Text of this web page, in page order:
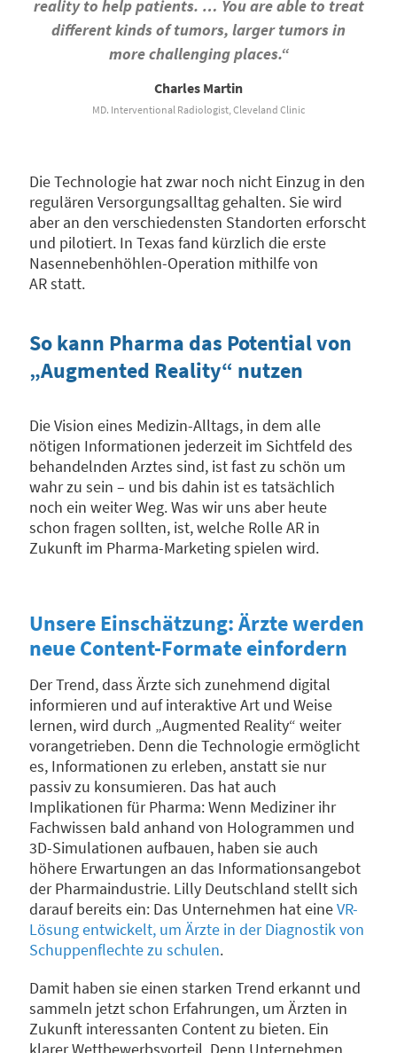
reality to help patients. … You are able to treat
different kinds of tumors, larger tumors in
more challenging places.“
Charles Martin
MD. Interventional Radiologist, Cleveland Clinic
Die Technologie hat zwar noch nicht Einzug in den
regulären Versorgungsalltag gehalten. Sie wird
aber an den verschiedensten Standorten erforscht
und pilotiert. In Texas fand kürzlich die erste
Nasennebenhöhlen-Operation mithilfe von
AR statt.
So kann Pharma das Potential von
„Augmented Reality“ nutzen
Die Vision eines Medizin-Alltags, in dem alle
nötigen Informationen jederzeit im Sichtfeld des
behandelnden Arztes sind, ist fast zu schön um
wahr zu sein – und bis dahin ist es tatsächlich
noch ein weiter Weg. Was wir uns aber heute
schon fragen sollten, ist, welche Rolle AR in
Zukunft im Pharma-Marketing spielen wird.
Unsere Einschätzung: Ärzte werden
neue Content-Formate einfordern
Der Trend, dass Ärzte sich zunehmend digital
informieren und auf interaktive Art und Weise
lernen, wird durch „Augmented Reality“ weiter
vorangetrieben. Denn die Technologie ermöglicht
es, Informationen zu erleben, anstatt sie nur
passiv zu konsumieren. Das hat auch
Implikationen für Pharma: Wenn Mediziner ihr
Fachwissen bald anhand von Hologrammen und
3D-Simulationen aufbauen, haben sie auch
höhere Erwartungen an das Informationsangebot
der Pharmaindustrie. Lilly Deutschland stellt sich
darauf bereits ein: Das Unternehmen hat eineVR-
Lösung entwickelt, um Ärzte in der Diagnostik von
Schuppenflechte zu schulen.
Damit haben sie einen starken Trend erkannt und
sammeln jetzt schon Erfahrungen, um Ärzten in
Zukunft interessanten Content zu bieten. Ein